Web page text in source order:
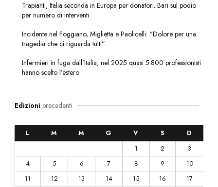
Trapianti, Italia seconda in Europa per donatori. Bari sul podio
per numero di interventi
Incidente nel Foggiano, Miglietta e Paolicelli: “Dolore per una
tragedia che ci riguarda tutti”
Infermieri in fuga dall’Italia, nel 2025 quasi 5.800 professionisti
hanno scelto l’estero
Edizioni precedenti
L M M G V S
D
1
2
3
4
5 6 7 8 9
10
11
12 13 14 15 16
17